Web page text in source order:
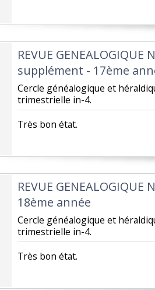
‎REVUE GENEALOGIQUE
supplément - 17ème
‎Cercle généalogique et
trimestrielle in-4.‎
‎Très bon état.‎
‎REVUE GENEALOGIQUE
18ème année‎
‎Cercle généalogique et
trimestrielle in-4.‎
‎Très bon état.‎